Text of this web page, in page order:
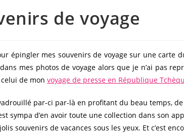
de voyage
épingler mes souvenirs de voyage sur une carte
mes photos de voyage alors que je n’ai pas
de mon voyage de presse en République
par-ci par-là en profitant du beau temps,
sympa d’en avoir toute une collection dans son
souvenirs de vacances sous les yeux. Et c’est